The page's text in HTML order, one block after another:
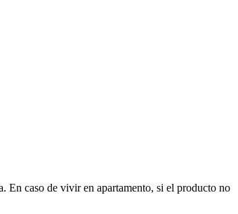
En caso de vivir en apartamento, si el producto no